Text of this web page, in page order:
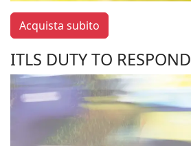
Acquista subito
ITLS DUTY TO RESPOND